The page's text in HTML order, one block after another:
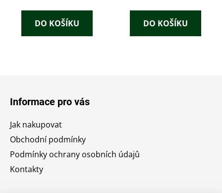
DO KOŠÍKU DO KOŠÍKU
Informace pro vás
Jak nakupovat
Obchodní podmínky
Podmínky ochrany osobních údajů
Kontakty